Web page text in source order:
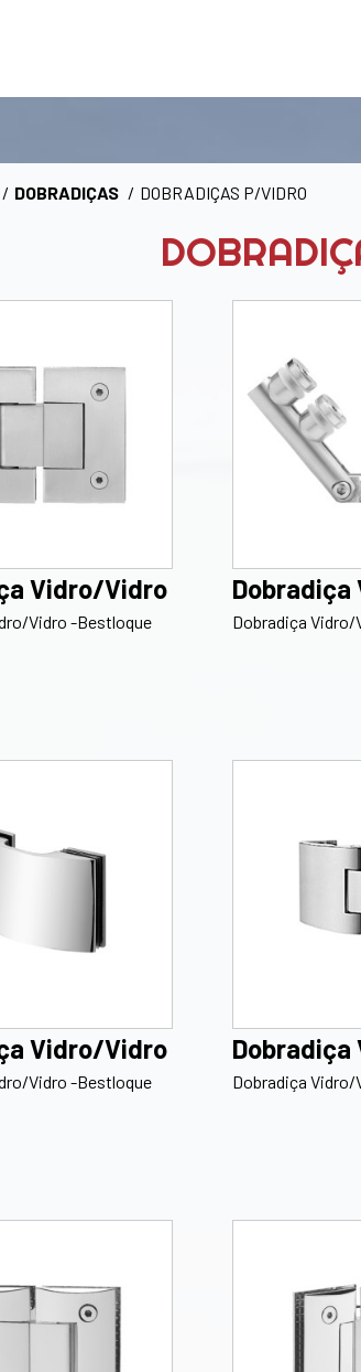
DOBRADIÇAS DOBRADIÇAS P/VIDRO
Vidro/Vidro
Vidro -Bestloque Dobradiça
Vidro/Vidro
Vidro -Bestloque Dobradiça